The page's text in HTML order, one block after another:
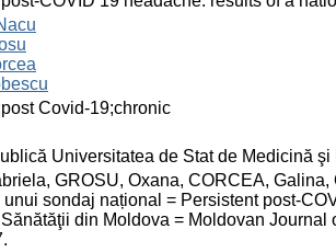
Covid-19;chronic
Universitatea de Stat de Medicină
GROSU, Oxana, CORCEA,
unui sondaj național = Persistent post-
din Moldova = Moldovan